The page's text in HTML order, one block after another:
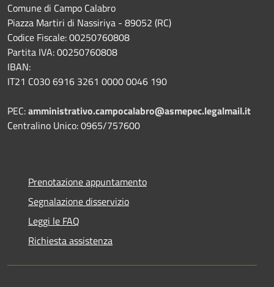
Comune di Campo Calabro
Piazza Martiri di Nassiriya - 89052 (RC)
Codice Fiscale: 00250760808
Partita IVA: 00250760808
IBAN:
IT21 C030 6916 3261 0000 0046 190
PEC:amministrativo.campocalabro@asmepec.legalmail.it
Centralino Unico: 0965/757600
Prenotazione appuntamento
Segnalazione disservizio
Leggi le FAQ
Richiesta assistenza